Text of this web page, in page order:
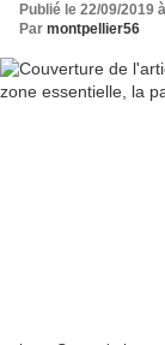
Publié le 22/09/2019
Par montpellier56